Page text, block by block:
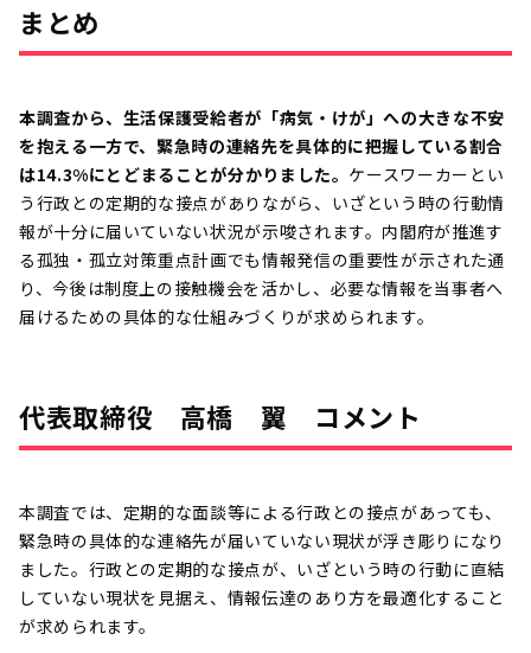
まとめ
本調査から、生活保護受給者が「病気・けが」への大きな不安
を抱える一方で、緊急時の連絡先を具体的に把握している割合
は14.3%にとどまることが分かりました。 ケースワーカーとい
う行政との定期的な接点がありながら、いざという時の行動情
報が十分に届いていない状況が示唆されます。内閣府が推進す
る孤独・孤立対策重点計画でも情報発信の重要性が示された通
り、今後は制度上の接触機会を活かし、必要な情報を当事者へ
届けるための具体的な仕組みづくりが求められます。
代表取締役 高橋 翼 コメント
本調査では、定期的な面談等による行政との接点があっても、
緊急時の具体的な連絡先が届いていない現状が浮き彫りになり
ました。行政との定期的な接点が、いざという時の行動に直結
していない現状を見据え、情報伝達のあり方を最適化すること
が求められます。